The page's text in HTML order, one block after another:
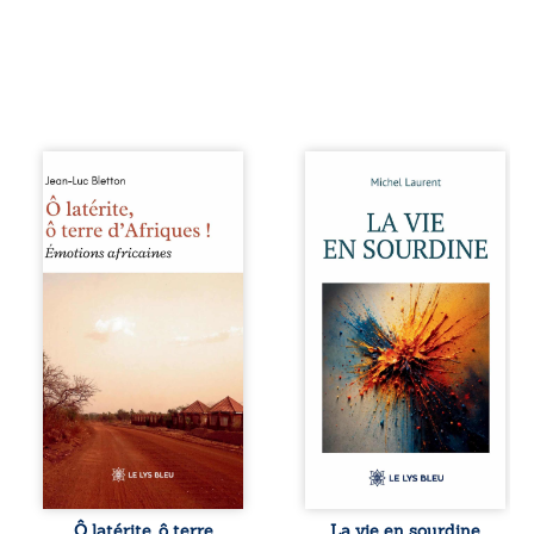
Ô latérite, ô terre
d’Afriques ! est un
poétique et
authentique aux
paysages, aux
émotions brutes
d’un continent en
entre traditions et
modernité. Des
souvenirs intimes
– la pluie à
Namoungou, le
baobab de
Zagtouli – aux
portraits
Nina et Pierre se
très jeunes,
presque par
hasard, et se sont
aimés simplement,
persuadés que la
présence de
l’autre suffirait. Ils
mènent une
existence
modeste, rythmée
par le travail, la
fatigue et les
silences. La mort
de la mère de
vivent, fragilise un